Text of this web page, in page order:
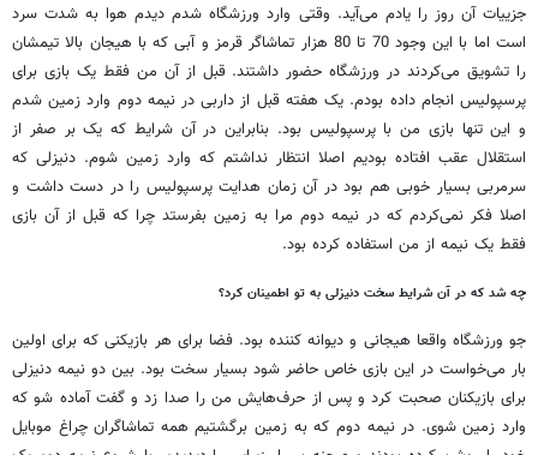
جزییات آن روز را یادم می‌آید. وقتی وارد ورزشگاه شدم دیدم هوا به شدت سرد
است اما با این وجود 70 تا 80 هزار تماشاگر قرمز و آبی که با هیجان بالا تیمشان
را تشویق می‌کردند در ورزشگاه حضور داشتند. قبل از آن من فقط یک بازی برای
پرسپولیس انجام داده بودم. یک هفته قبل از داربی در نیمه دوم وارد زمین شدم
و این تنها بازی من با پرسپولیس بود. بنابراین در آن شرایط که یک بر صفر از
استقلال عقب افتاده بودیم اصلا انتظار نداشتم که وارد زمین شوم. دنیزلی که
سرمربی بسیار خوبی هم بود در آن زمان هدایت پرسپولیس را در دست داشت و
اصلا فکر نمی‌کردم که در نیمه دوم مرا به زمین بفرستد چرا که قبل از آن بازی
فقط یک نیمه از من استفاده کرده بود.
چه شد که در آن شرایط سخت دنیزلی به تو اطمینان کرد؟
جو ورزشگاه واقعا هیجانی و دیوانه کننده بود. فضا برای هر بازیکنی که برای اولین
بار می‌خواست در این بازی خاص حاضر شود بسیار سخت بود. بین دو نیمه دنیزلی
برای بازیکنان صحبت کرد و پس از حرف‌هایش من را صدا زد و گفت آماده شو که
وارد زمین شوی. در نیمه دوم که به زمین برگشتیم همه تماشاگران چراغ موبایل